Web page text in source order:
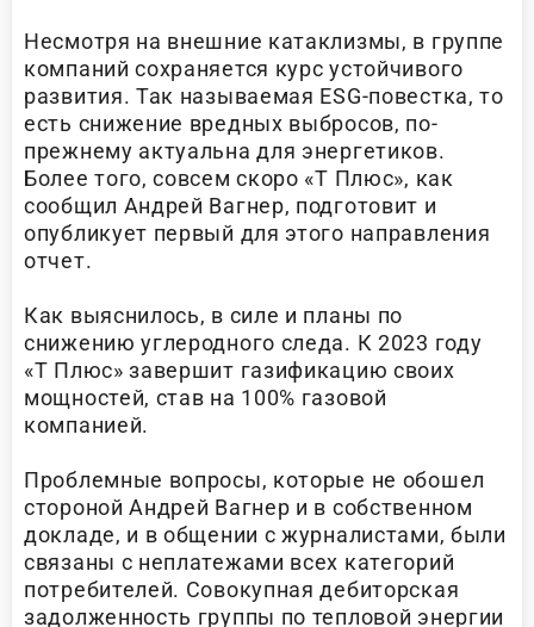
Несмотря на внешние катаклизмы, в группе
компаний сохраняется курс устойчивого
развития. Так называемая ESG-повестка, то
есть снижение вредных выбросов, по-
прежнему актуальна для энергетиков.
Более того, совсем скоро «Т Плюс», как
сообщил Андрей Вагнер, подготовит и
опубликует первый для этого направления
отчет.
Как выяснилось, в силе и планы по
снижению углеродного следа. К 2023 году
«Т Плюс» завершит газификацию своих
мощностей, став на 100% газовой
компанией.
Проблемные вопросы, которые не обошел
стороной Андрей Вагнер и в собственном
докладе, и в общении с журналистами, были
связаны с неплатежами всех категорий
потребителей. Совокупная дебиторская
задолженность группы по тепловой энергии